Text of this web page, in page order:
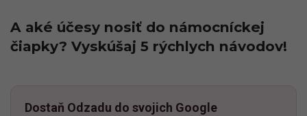
A aké účesy nosiť do námocníckej
čiapky? Vyskúšaj 5 rýchlych návodov!
Dostaň Odzadu do svojich Google